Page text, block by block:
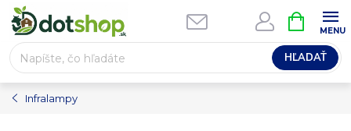
Prejsť
na
obsah
HĽADAŤ
KOŠÍK
Infralampy